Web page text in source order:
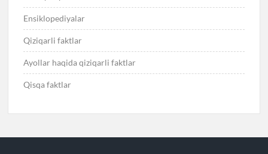
Ensiklopediyalar
Qiziqarli faktlar
Ayollar haqida qiziqarli faktlar
Qisqa faktlar